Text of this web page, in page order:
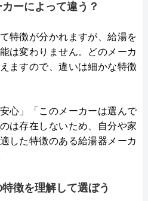
ーによって違う？
特徴が分かれますが、給湯を
は変わりません。どのメーカ
ますので、違いは細かな特徴
心」「このメーカーは選んで
は存在しないため、自分や家
した特徴のある給湯器メーカ
徴を理解して選ぼう